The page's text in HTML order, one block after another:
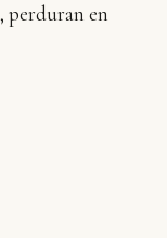
perduran en